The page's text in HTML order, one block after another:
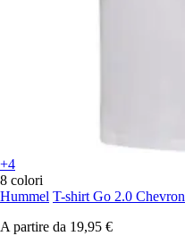
+4
8 colori
Hummel T-shirt Go 2.0 Chevron
A partire da 19,95 €